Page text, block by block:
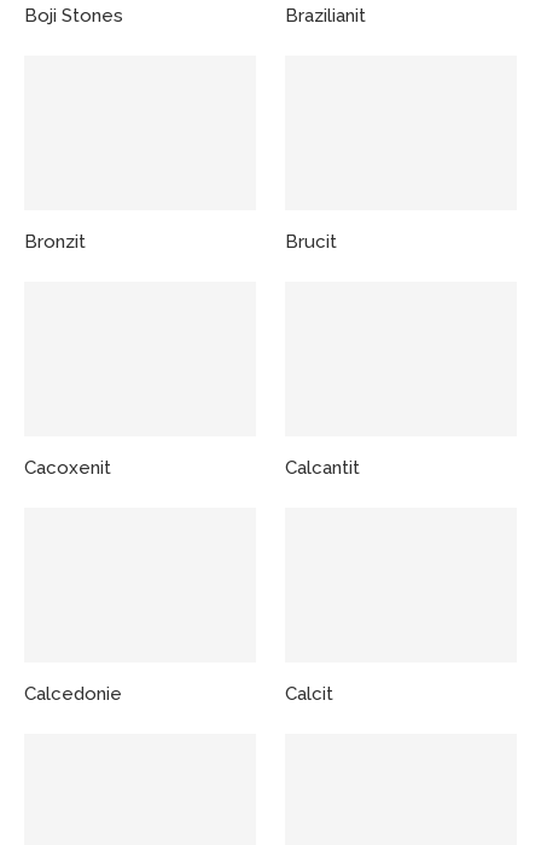
Boji Stones Brazilianit
Bronzit Brucit
Cacoxenit Calcantit
Calcedonie Calcit